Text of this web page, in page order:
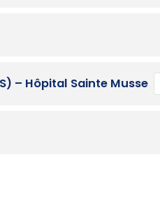
– Hôpital Sainte Musse